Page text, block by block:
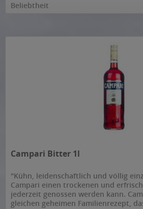
Beliebtheit
Campari Bitter 1l
"Kühn, leidenschaftlich und völlig
Campari einen trockenen und
jederzeit genossen werden kann.
gleichen geheimen Familienrezept,